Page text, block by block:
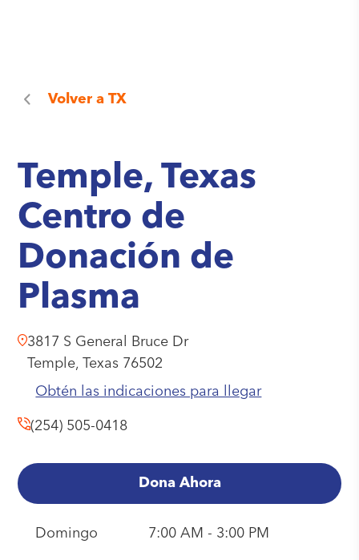
Volver a TX
Temple, Texas
Centro de
Donación de
Plasma
3817 S General Bruce Dr
Temple,Texas 76502
Obtén las indicaciones para llegar
(254) 505-0418
Dona Ahora
Domingo 7:00 AM - 3:00 PM